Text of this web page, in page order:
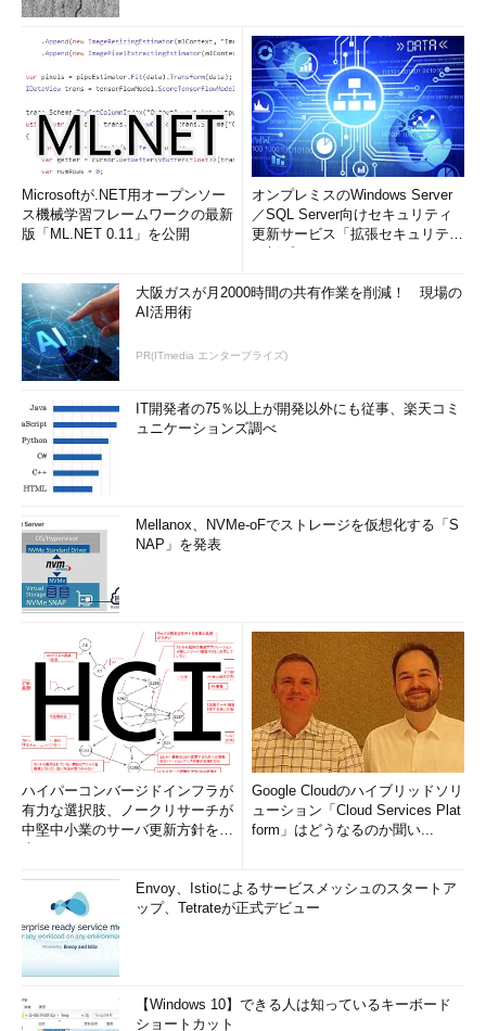
Microsoftが.NET用オープンソー
ス機械学習フレームワークの最新
版「ML.NET 0.11」を公開
オンプレミスのWindows Server
／SQL Server向けセキュリティ
更新サービス「拡張セキュリティ
大阪ガスが月2000時間の共有作業を削減！ 現場の
AI活用術
PR(ITmedia エンタープライズ)
IT開発者の75％以上が開発以外にも従事、楽天コミ
ュニケーションズ調べ
Mellanox、NVMe-oFでストレージを仮想化する「S
NAP」を発表
ハイパーコンバージドインフラが
有力な選択肢、ノークリサーチが
中堅中小業のサーバ更新方針を調
Google Cloudのハイブリッドソリ
ューション「Cloud Services Plat
form」はどうなるのか聞い...
Envoy、Istioによるサービスメッシュのスタートア
ップ、Tetrateが正式デビュー
【Windows 10】できる人は知っているキーボード
ショートカット